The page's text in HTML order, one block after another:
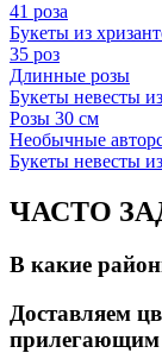
41 роза
Букеты из
35 роз
Длинные розы
Букеты невесты
Розы 30 см
Необычные
Букеты невесты
ЧАСТО
В какие
Доставляем
прилегающим